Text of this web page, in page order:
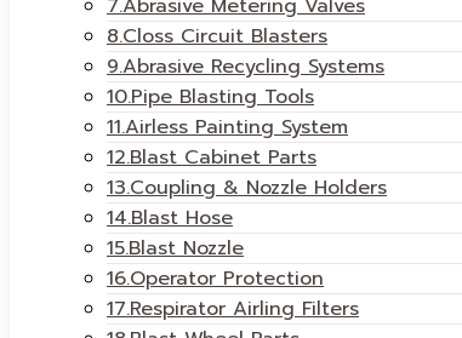
7.Abrasive Metering Valves
8.Closs Circuit Blasters
9.Abrasive Recycling Systems
10.Pipe Blasting Tools
11.Airless Painting System
12.Blast Cabinet Parts
13.Coupling & Nozzle Holders
14.Blast Hose
15.Blast Nozzle
16.Operator Protection
17.Respirator Airling Filters